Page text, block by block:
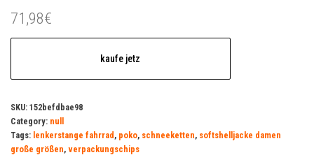
71,98€
kaufe jetz
SKU: 152befdbae98
Category: null
Tags: lenkerstange fahrrad , poko, schneeketten, softshelljacke damen
große größen, verpackungschips